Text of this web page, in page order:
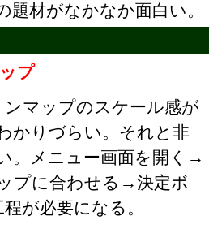
題材がなかなか面白い。
プ
ンマップのスケール感が
かりづらい。それと非
。メニュー画面を開く→
プに合わせる→決定ボ
が必要になる。